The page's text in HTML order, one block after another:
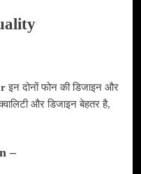
इन दोनों फोन की डिजाइन और
और डिजाइन बेहतर है,
–